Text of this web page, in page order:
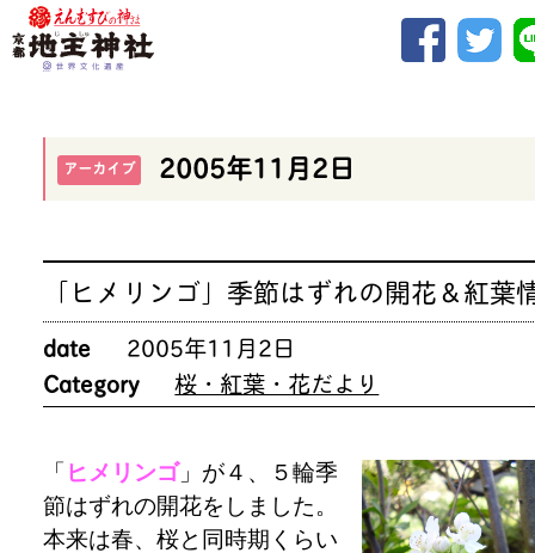
アーカイブ 2005年11月2日
「ヒメリンゴ」季節はずれの開花＆紅葉
date
2005年11月2日
Category
桜・紅葉・花だより
「 ヒメリンゴ」が４、５輪季
節はずれの開花をしました。
本来は春、桜と同時期くらい